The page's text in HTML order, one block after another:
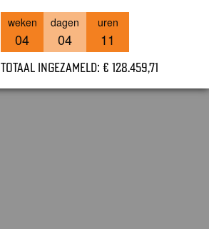
weken
04
dagen
04
uren
11
Totaal ingezameld: € 128.459,71